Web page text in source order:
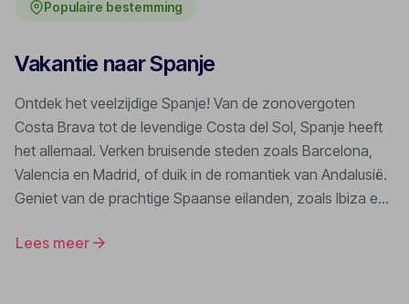
Populaire bestemming
Vakantie naar Spanje
Ontdek het veelzijdige Spanje! Van de zonovergoten
Costa Brava tot de levendige Costa del Sol, Spanje heeft
het allemaal. Verken bruisende steden zoals Barcelona,
Valencia en Madrid, of duik in de romantiek van Andalusië.
Geniet van de prachtige Spaanse eilanden, zoals Ibiza en
restaurantjes. Spanje is niet voor niets één van de
Lees meer